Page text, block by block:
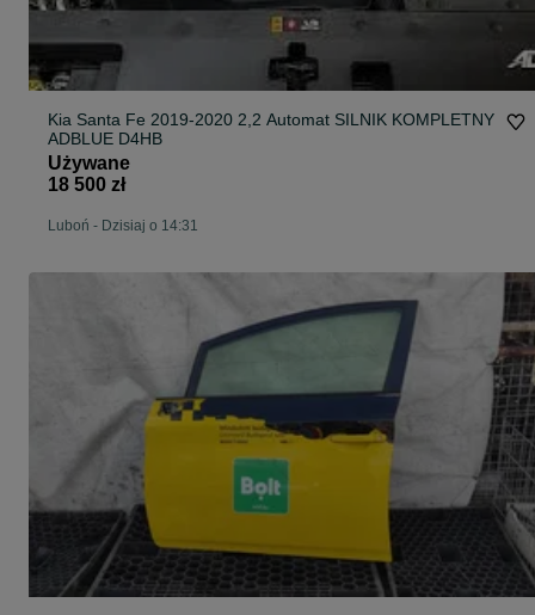
Kia Santa Fe 2019-2020 2,2 Automat SILNIK KOMPLETNY
ADBLUE D4HB
Używane
18 500 zł
Luboń - Dzisiaj o 14:31